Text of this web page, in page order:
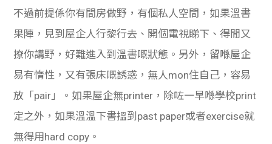
不過前提係你有間房做野，有個私人空間，如果溫書
果陣，見到屋企人行黎行去、開個電視睇下、得閒又
撩你講野，好難進入到溫書嘅狀態。另外，留喺屋企
易有惰性，又有張床嘅誘惑，無人mon住自己，容易
放「pair」。如果屋企無printer，除咗一早喺學校print
定之外，如果溫溫下書搵到past paper或者exercise就
無得用hard copy。